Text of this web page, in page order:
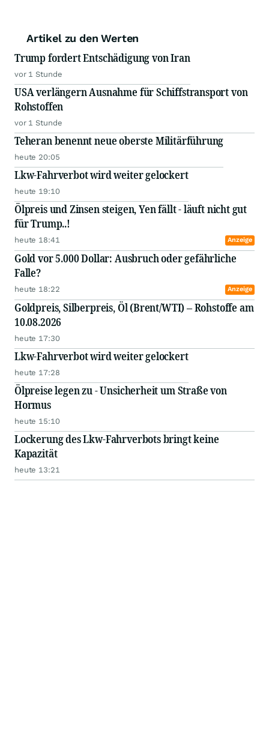
Artikel zu den Werten
Trump fordert Entschädigung von Iran
vor 1 Stunde
USA verlängern Ausnahme für Schiffstransport von
Rohstoffen
vor 1 Stunde
Teheran benennt neue oberste Militärführung
heute 20:05
Lkw-Fahrverbot wird weiter gelockert
heute 19:10
Ölpreis und Zinsen steigen, Yen fällt - läuft nicht gut
für Trump..!
heute 18:41 Anzeige
Gold vor 5.000 Dollar: Ausbruch oder gefährliche
Falle?
heute 18:22 Anzeige
Goldpreis, Silberpreis, Öl (Brent/WTI) – Rohstoffe am
10.08.2026
heute 17:30
Lkw-Fahrverbot wird weiter gelockert
heute 17:28
Ölpreise legen zu - Unsicherheit um Straße von
Hormus
heute 15:10
Lockerung des Lkw-Fahrverbots bringt keine
Kapazität
heute 13:21